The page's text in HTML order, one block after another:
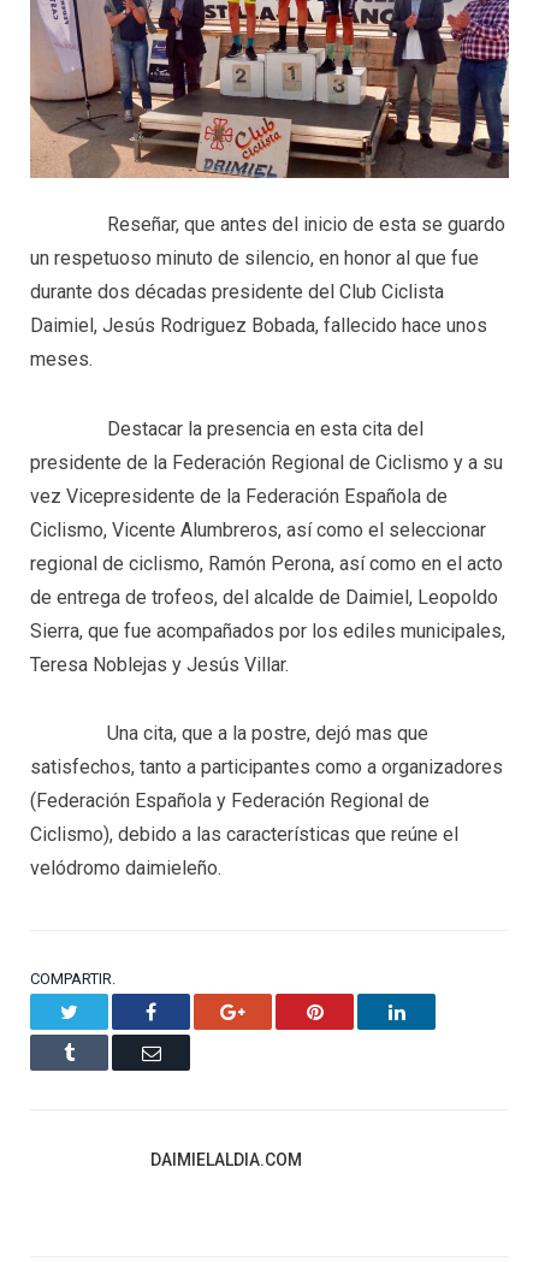
Reseñar, que antes del inicio de esta se guardo
un respetuoso minuto de silencio, en honor al que fue
durante dos décadas presidente del Club Ciclista
Daimiel, Jesús Rodriguez Bobada, fallecido hace unos
meses.
Destacar la presencia en esta cita del
presidente de la Federación Regional de Ciclismo y a su
vez Vicepresidente de la Federación Española de
Ciclismo, Vicente Alumbreros, así como el seleccionar
regional de ciclismo, Ramón Perona, así como en el acto
de entrega de trofeos, del alcalde de Daimiel, Leopoldo
Sierra, que fue acompañados por los ediles municipales,
Teresa Noblejas y Jesús Villar.
Una cita, que a la postre, dejó mas que
satisfechos, tanto a participantes como a organizadores
(Federación Española y Federación Regional de
Ciclismo), debido a las características que reúne el
velódromo daimieleño.
COMPARTIR.
Facebook Google+ Pinterest LinkedIn
Tumblr Email
DAIMIELALDIA.COM